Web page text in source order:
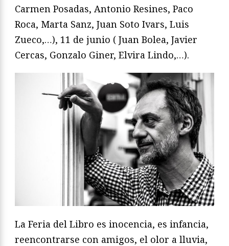
Carmen Posadas, Antonio Resines, Paco
Roca, Marta Sanz, Juan Soto Ivars, Luis
Zueco,…), 11 de junio ( Juan Bolea, Javier
Cercas, Gonzalo Giner, Elvira Lindo,…).
La Feria del Libro es inocencia, es infancia,
reencontrarse con amigos, el olor a lluvia,